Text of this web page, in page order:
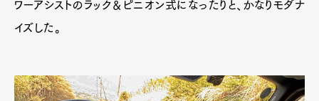
ワーアシストのラック＆ピニオン式になったりと、かなりモダナ
イズした。